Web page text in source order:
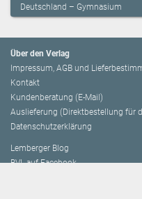
Deutschland – Gymnasium
Über den Verlag
Impressum, AGB und
Kontakt
Kundenberatung (E-Mail)
Auslieferung (Direktbestellung für
Datenschutzerklärung
Lemberger Blog
BVL auf Facebook